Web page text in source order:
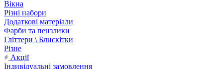
Вікна
Різні набори
Додаткові матеріали
Фарби та пензлики
Гліттери \ Блискітки
Різне
Акції
Індивідуальні замовлення